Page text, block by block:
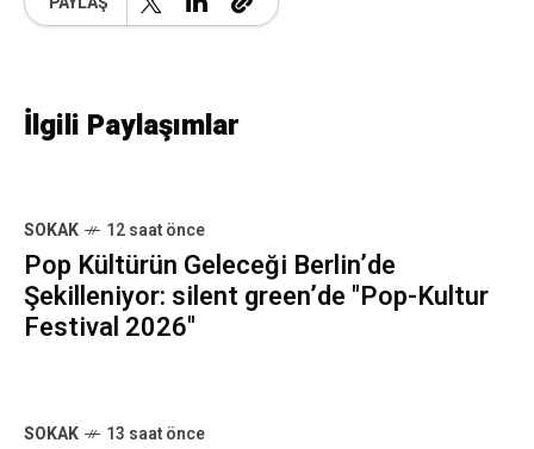
İlgili Paylaşımlar
SOKAK 12 saat önce
Pop Kültürün Geleceği Berlin’de
Şekilleniyor: silent green’de "Pop-Kultur
Festival 2026"
SOKAK 13 saat önce